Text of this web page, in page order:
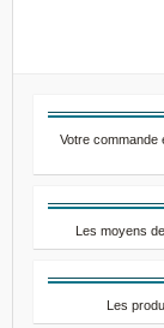
Votre commande
Les moyens
Les